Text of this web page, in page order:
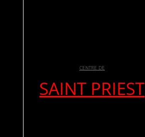
CENTRE DE
SAINT PRIEST